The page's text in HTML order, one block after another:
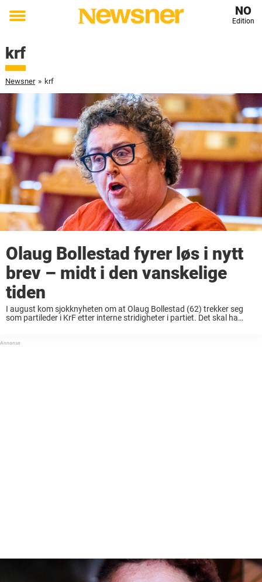
Toggle
NO
Edition
krf
Newsner » krf
Olaug Bollestad fyrer løs i nytt
brev – midt i den vanskelige
tiden
I august kom sjokknyheten om at Olaug Bollestad (62) trekker seg
som partileder i KrF etter interne stridigheter i partiet. Det skal ha